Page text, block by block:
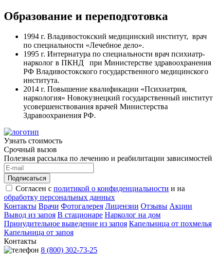
Образование и переподготовка
1994 г. Владивостокский медицинский институт, врач
по специальности «Лечебное дело».
1995 г. Интернатура по специальности врач психиатр-
нарколог в ПКНД при Министерстве здравоохранения
РФ Владивостокского государственного медицинского
института.
2014 г. Повышение квалификации «Психиатрия,
наркология» Новокузнецкий государственный институт
усовершенствования врачей Министерства
Здравоохранения РФ.
Узнать стоимость
Срочный вызов
Полезная рассылка по лечению и реабилитации зависимостей
Подписаться
Согласен с политикой о конфиденциальности и на
обработку персональных данных
Контакты Врачи Фотогалерея Лицензии Отзывы Акции
Вывод из запоя В стационаре Нарколог на дом
Принудительное выведение из запоя Капельница от похмелья
Капельница от запоя
Контакты
8 (800) 302-73-25